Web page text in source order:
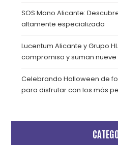
SOS Mano Alicante:
altamente especializada
Lucentum Alicante y Grupo
compromiso y suman
Celebrando Halloween de
para disfrutar con los más